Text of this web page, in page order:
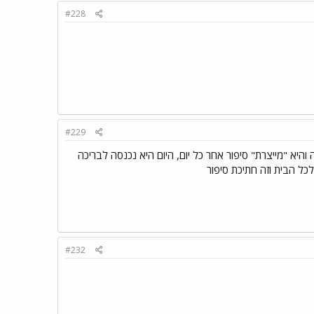
#228
#229
"מייצרת" סיפור אחר כל יום, היום היא נכנסה לבריכה
הבית וזה חתיכת סיפור
#232